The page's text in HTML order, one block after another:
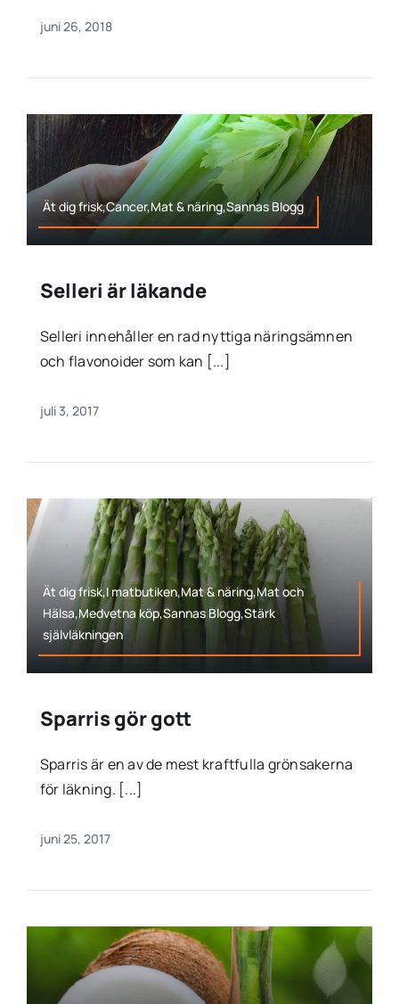
juni 26, 2018
Ät dig frisk,Cancer,Mat & näring,Sannas Blogg
Selleri är läkande
Selleri innehåller en rad nyttiga näringsämnen
och flavonoider som kan [...]
juli 3, 2017
Ät dig frisk,I matbutiken,Mat & näring,Mat och
Hälsa,Medvetna köp,Sannas Blogg,Stärk
självläkningen
Sparris gör gott
Sparris är en av de mest kraftfulla grönsakerna
för läkning. [...]
juni 25, 2017